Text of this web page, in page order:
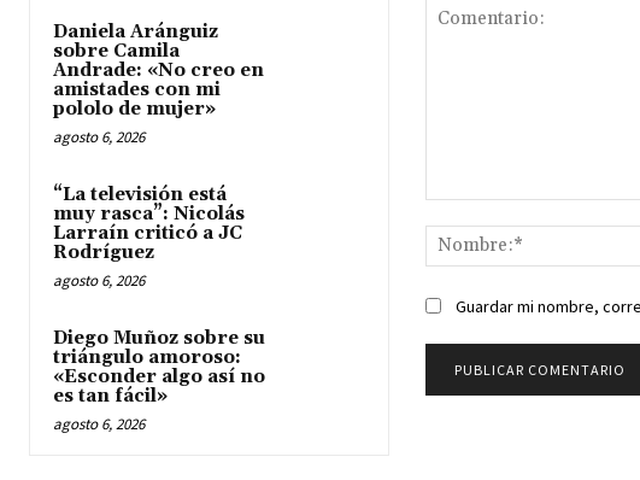
Daniela Aránguiz
sobre Camila
Andrade: «No creo en
amistades con mi
pololo de mujer»
agosto 6, 2026
“La televisión está
muy rasca”: Nicolás
Larraín criticó a JC
Rodríguez
agosto 6, 2026
Diego Muñoz sobre su
triángulo amoroso:
«Esconder algo así no
es tan fácil»
agosto 6, 2026
Guardar mi nombre,